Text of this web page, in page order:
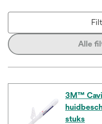
Alle
3M™
stuks